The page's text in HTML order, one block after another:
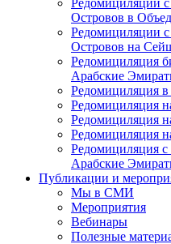
Редомициляции
Островов в
Редомициляции
Островов на
Редомициляция
Арабские
Редомициляция в
Редомициляция
Редомициляция
Редомициляция
Редомициляция
Арабские
Публикации и
Мы в СМИ
Мероприятия
Вебинары
Полезные